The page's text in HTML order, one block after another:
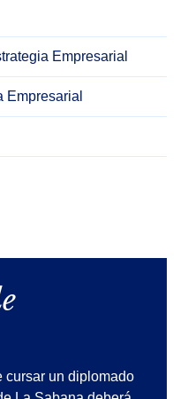
Empresarial
Empresarial
cursar un diplomado